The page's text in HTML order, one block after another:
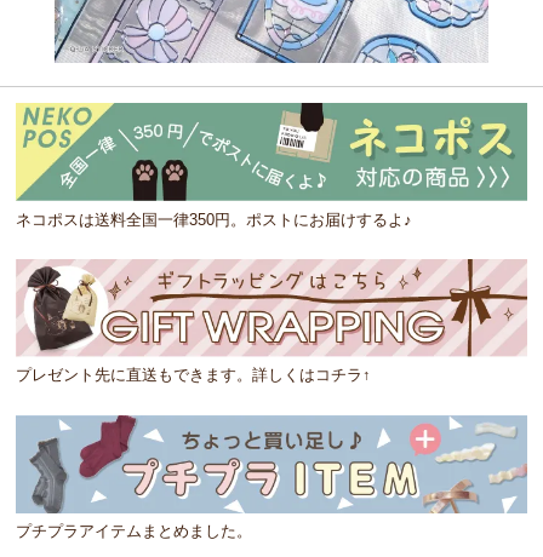
ネコポスは送料全国一律350円。ポストにお届けするよ♪
プレゼント先に直送もできます。詳しくはコチラ↑
プチプラアイテムまとめました。